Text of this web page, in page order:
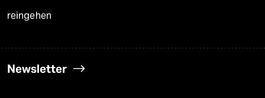
reingehen
Newsletter